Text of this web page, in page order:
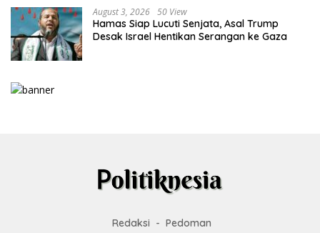
August 3, 2026 50 View
Hamas Siap Lucuti Senjata, Asal Trump
Desak Israel Hentikan Serangan ke Gaza
Redaksi Pedoman